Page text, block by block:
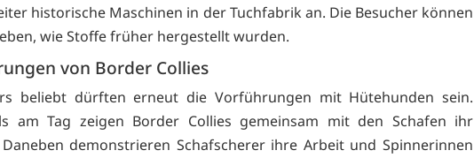
historische Maschinen in der Tuchfabrik an. Die Besucher können
wie Stoffe früher hergestellt wurden.
von Border Collies
beliebt dürften erneut die Vorführungen mit Hütehunden sein.
am Tag zeigen Border Collies gemeinsam mit den Schafen ihr
demonstrieren Schafscherer ihre Arbeit und Spinnerinnen